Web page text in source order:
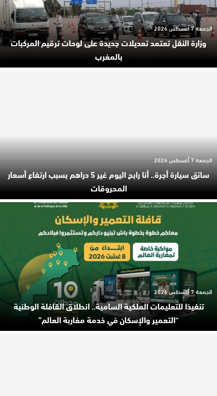
وزارة النقل تعتمد تعديلات جديدة على لوحات ترقيم المركبات
بالمغرب
الجمعة 7 أغسطس 2026
سائق سيارة أجرة.. أنا رابح اليوم غير 5 دراهم بسبب ارتفاع أسعار
المحروقات
الجمعة 7 أغسطس 2026
تنفيذا للتعليمات الملكية السامية.. انطلاق القافلة الوطنية
“التعمير والإسكان في خدمة مغاربة العالم”
الجمعة 7 أغسطس 2026